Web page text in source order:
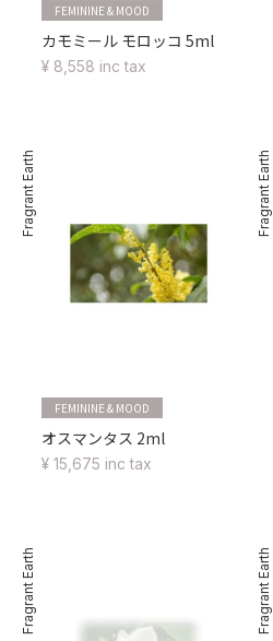
FEMININE & MOOD
カモミール モロッコ 5ml
¥ 8,558 inc tax
Fragrant Earth
FEMININE & MOOD
オスマンタス 2ml
¥ 15,675 inc tax
Fragrant Earth
Fragrant Earth Fragrant Earth